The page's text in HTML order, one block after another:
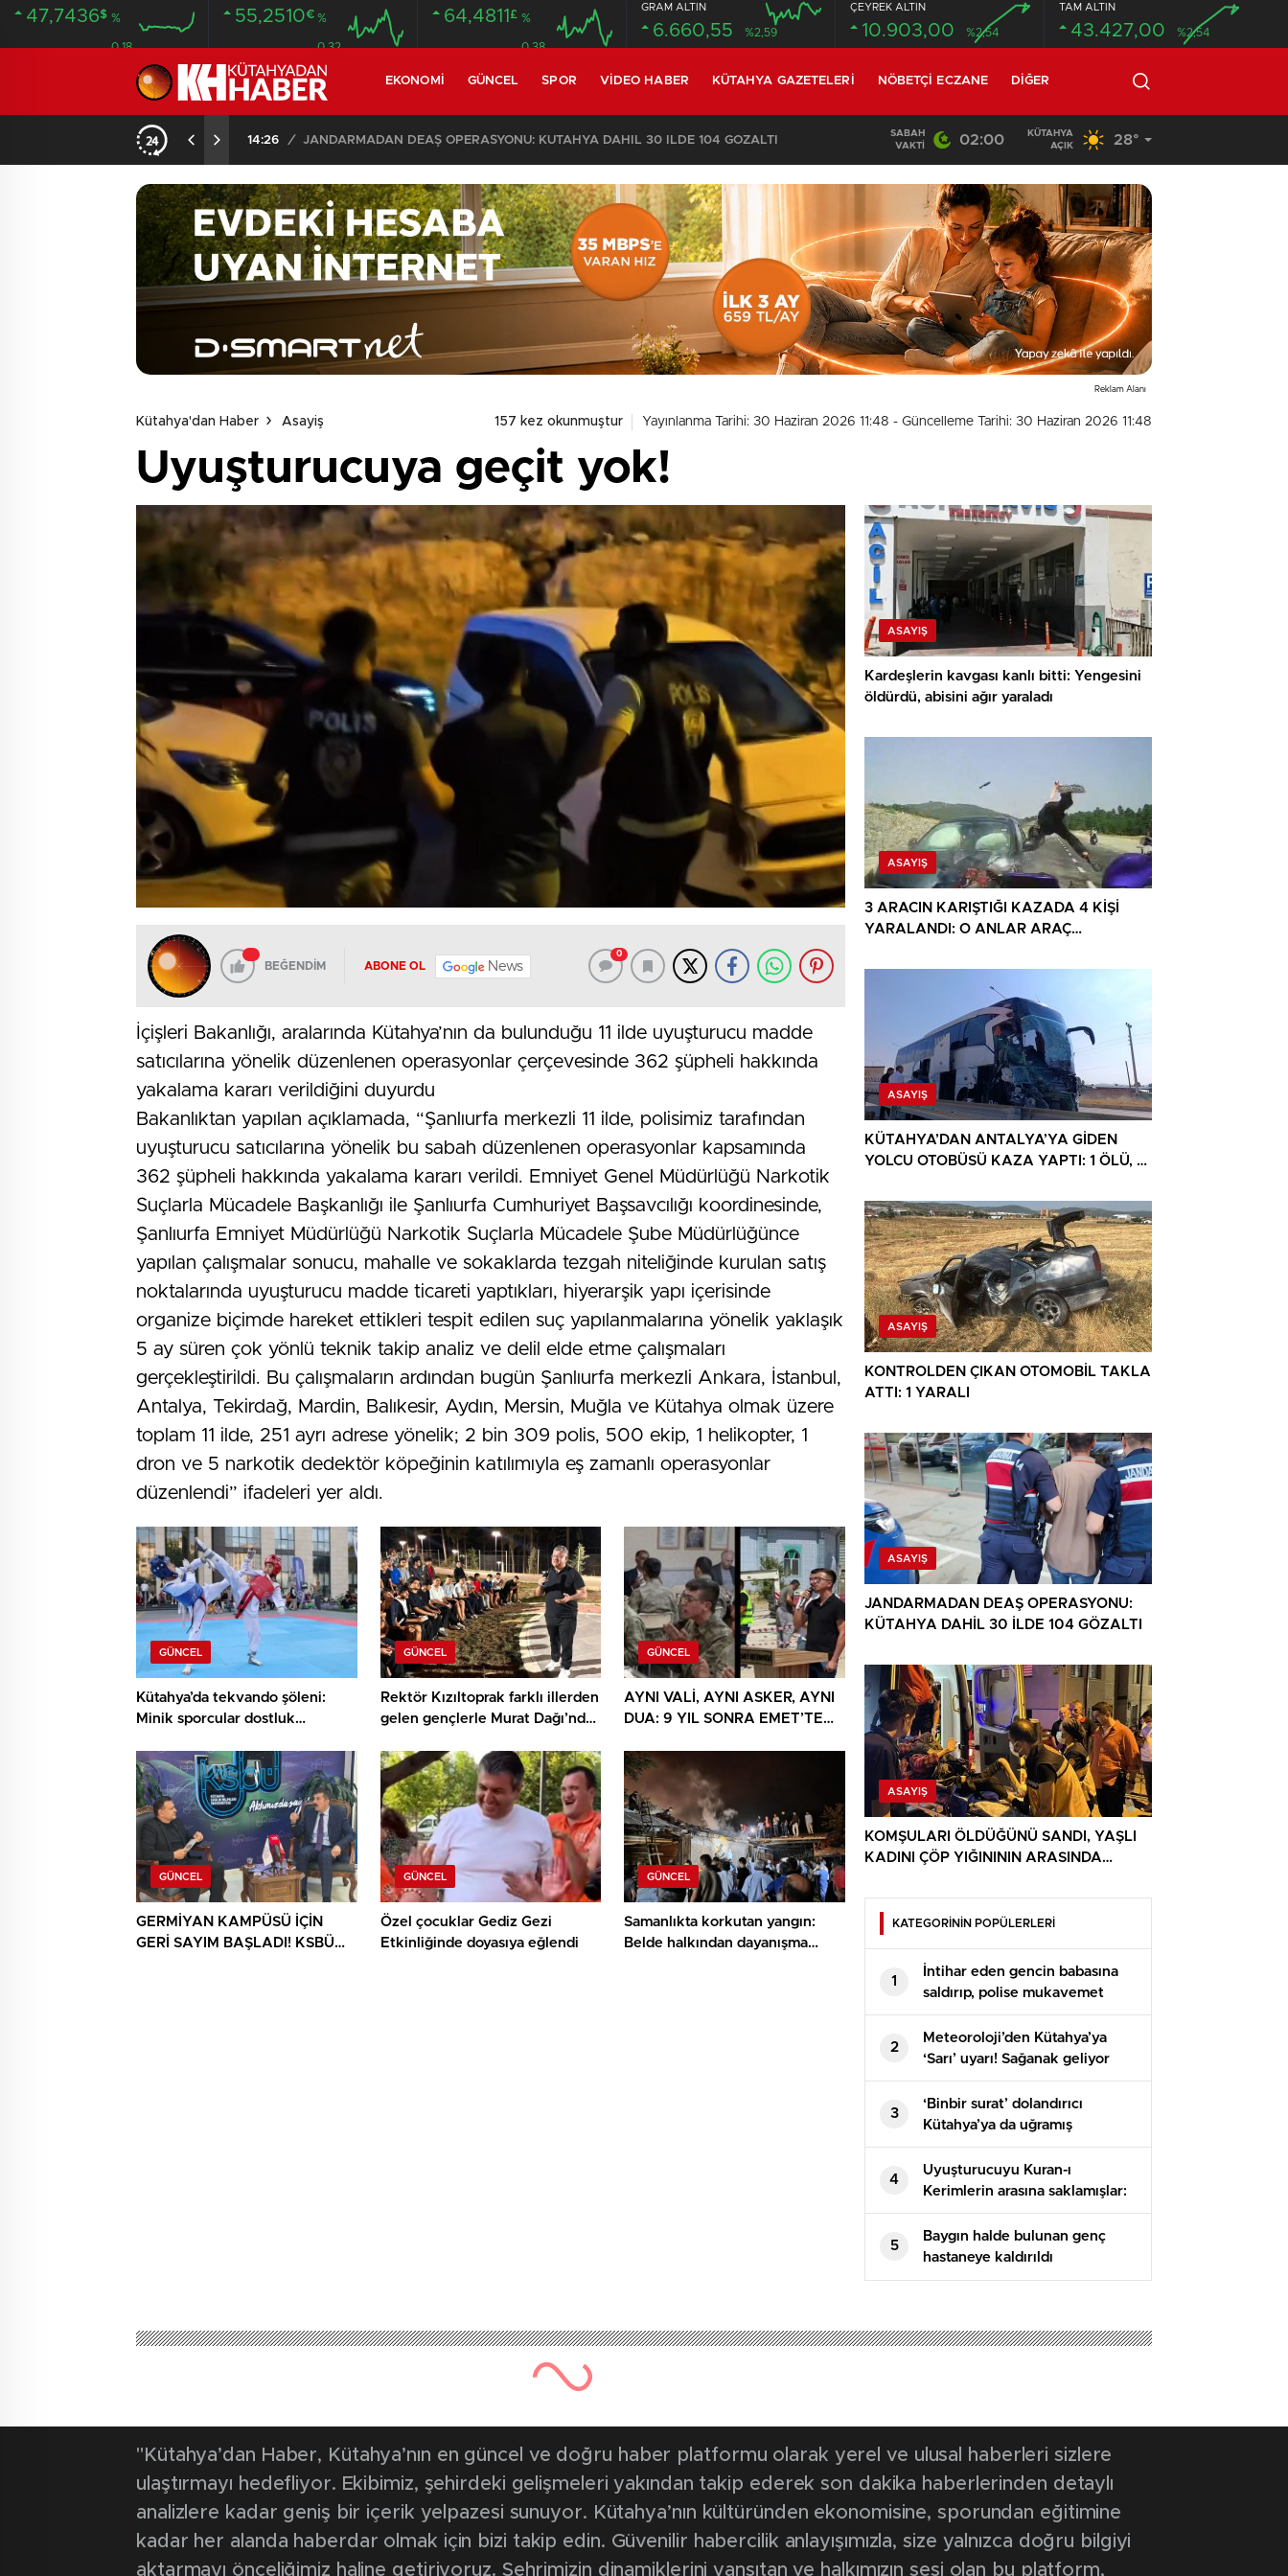
47,7436$ %
0.18
55,2510€ %
0.32
64,4811 £ %
0.38
GRAM ALTIN
6.660,55 %2,59
ÇEYREK ALTIN
10.903,00 %2,54
TAM ALTIN
43.427,00 %2,54
EKONOMI GÜNCEL SPOR VIDEO HABER KÜTAHYA GAZETELERI NÖBETÇI ECZANE DIĞER
14:26 / JANDARMADAN DEAŞ OPERASYONU: KÜTAHYA DAHİL 30 İLDE 104 GÖZALTI 02:03 /
SABAH
VAKTI
02:00
KÜTAHYA
AÇIK
28°
Reklam Alanı
Kütahya'dan Haber Asayiş 157 kez okunmuştur Yayınlanma Tarihi: 30 Haziran 2026 11:48 - Güncelleme Tarihi: 30 Haziran 2026 11:48
Uyuşturucuya geçit yok!
BEĞENDİM ABONE OL News
0
İçişleri Bakanlığı, aralarında Kütahya’nın da bulunduğu 11 ilde uyuşturucu madde
satıcılarına yönelik düzenlenen operasyonlar çerçevesinde 362 şüpheli hakkında
yakalama kararı verildiğini duyurdu
Bakanlıktan yapılan açıklamada, “Şanlıurfa merkezli 11 ilde, polisimiz tarafından
uyuşturucu satıcılarına yönelik bu sabah düzenlenen operasyonlar kapsamında
362 şüpheli hakkında yakalama kararı verildi. Emniyet Genel Müdürlüğü Narkotik
Suçlarla Mücadele Başkanlığı ile Şanlıurfa Cumhuriyet Başsavcılığı koordinesinde,
Şanlıurfa Emniyet Müdürlüğü Narkotik Suçlarla Mücadele Şube Müdürlüğünce
yapılan çalışmalar sonucu, mahalle ve sokaklarda tezgah niteliğinde kurulan satış
noktalarında uyuşturucu madde ticareti yaptıkları, hiyerarşik yapı içerisinde
organize biçimde hareket ettikleri tespit edilen suç yapılanmalarına yönelik yaklaşık
5 ay süren çok yönlü teknik takip analiz ve delil elde etme çalışmaları
gerçekleştirildi. Bu çalışmaların ardından bugün Şanlıurfa merkezli Ankara, İstanbul,
Antalya, Tekirdağ, Mardin, Balıkesir, Aydın, Mersin, Muğla ve Kütahya olmak üzere
toplam 11 ilde, 251 ayrı adrese yönelik; 2 bin 309 polis, 500 ekip, 1 helikopter, 1
dron ve 5 narkotik dedektör köpeğinin katılımıyla eş zamanlı operasyonlar
düzenlendi” ifadeleri yer aldı.
GÜNCEL
Kütahya’da tekvando şöleni:
Minik sporcular dostluk
GÜNCEL
Rektör Kızıltoprak farklı illerden
gelen gençlerle Murat Dağı’nda
GÜNCEL
AYNI VALİ, AYNI ASKER, AYNI
DUA: 9 YIL SONRA EMET’TE
GÜNCEL
GERMİYAN KAMPÜSÜ İÇİN
GERİ SAYIM BAŞLADI! KSBÜ
GÜNCEL
Özel çocuklar Gediz Gezi
Etkinliğinde doyasıya eğlendi
GÜNCEL
Samanlıkta korkutan yangın:
Belde halkından dayanışma
ASAYIŞ
Kardeşlerin kavgası kanlı bitti: Yengesini
öldürdü, abisini ağır yaraladı
ASAYIŞ
3 ARACIN KARIŞTIĞI KAZADA 4 KİŞİ
YARALANDI: O ANLAR ARAÇ
ASAYIŞ
KÜTAHYA’DAN ANTALYA’YA GİDEN
YOLCU OTOBÜSÜ KAZA YAPTI: 1 ÖLÜ, 15
ASAYIŞ
KONTROLDEN ÇIKAN OTOMOBİL TAKLA
ATTI: 1 YARALI
ASAYIŞ
JANDARMADAN DEAŞ OPERASYONU:
KÜTAHYA DAHİL 30 İLDE 104 GÖZALTI
ASAYIŞ
KOMŞULARI ÖLDÜĞÜNÜ SANDI, YAŞLI
KADINI ÇÖP YIĞINININ ARASINDA
KATEGORİNİN POPÜLERLERİ
1
İntihar eden gencin babasına
saldırıp, polise mukavemet
eden 6 şüpheli gözaltına alındı
2
Meteoroloji’den Kütahya’ya
‘Sarı’ uyarı! Sağanak geliyor
3
‘Binbir surat’ dolandırıcı
Kütahya’ya da uğramış
4
Uyuşturucuyu Kuran-ı
Kerimlerin arasına saklamışlar:
5 tutuklama
5
Baygın halde bulunan genç
hastaneye kaldırıldı
"Kütahya’dan Haber, Kütahya’nın en güncel ve doğru haber platformu olarak yerel ve ulusal haberleri sizlere
ulaştırmayı hedefliyor. Ekibimiz, şehirdeki gelişmeleri yakından takip ederek son dakika haberlerinden detaylı
analizlere kadar geniş bir içerik yelpazesi sunuyor. Kütahya’nın kültüründen ekonomisine, sporundan eğitimine
kadar her alanda haberdar olmak için bizi takip edin. Güvenilir habercilik anlayışımızla, size yalnızca doğru bilgiyi
aktarmayı önceliğimiz haline getiriyoruz. Şehrimizin dinamiklerini yansıtan ve halkımızın sesi olan bu platform,